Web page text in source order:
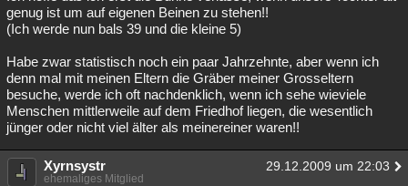
genug ist um auf eigenen Beinen zu stehen!!
(Ich werde nun bals 39 und die kleine 5)
Habe zwar statistisch noch ein paar Jahrzehnte, aber wenn ich
denn mal mit meinen Eltern die Gräber meiner Grosseltern
besuche, werde ich oft nachdenklich, wenn ich sehe wieviele
Menschen mittlerweile auf dem Friedhof liegen, die wesentlich
jünger oder nicht viel älter als meinereiner waren!!
Xyrnsystr 29.12.2009 um 22:03
ehemaliges Mitglied